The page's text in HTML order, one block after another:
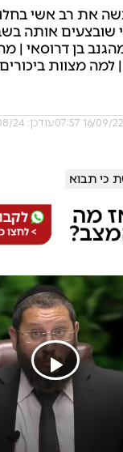
את רב אשי
שובצעים אותה
בן דרוסאי |
למה מצוות
עודכן: 30/08/24 16:21
כי תבוא